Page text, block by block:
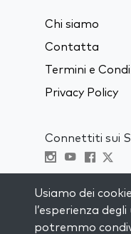
Chi siamo
Contatta
Termini e
Privacy Policy
Connettiti sui
RIMANI
Usiamo dei
l’esperienza
potremmo